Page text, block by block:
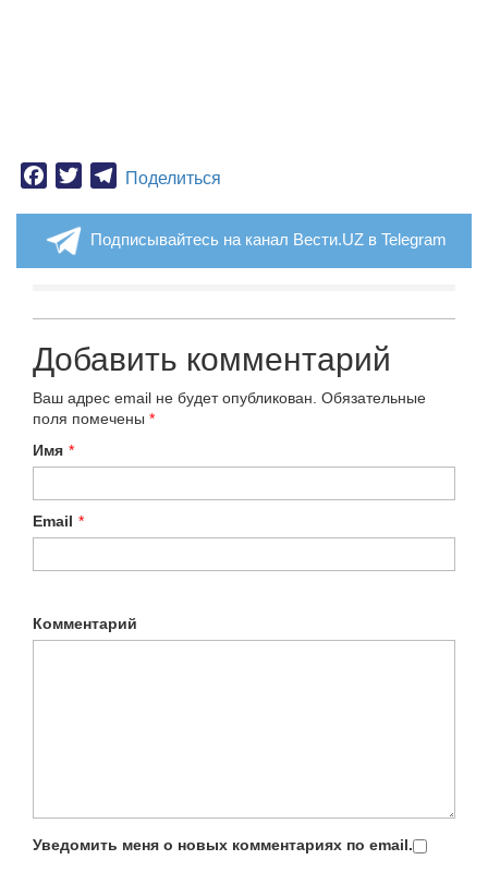
Facebook
TwitterTelegram
Поделиться
Подписывайтесь на канал Вести.UZ в Telegram
Добавить комментарий
Ваш адрес email не будет опубликован. Обязательные
поля помечены *
Имя *
Email *
Комментарий
Уведомить меня о новых комментариях по email.